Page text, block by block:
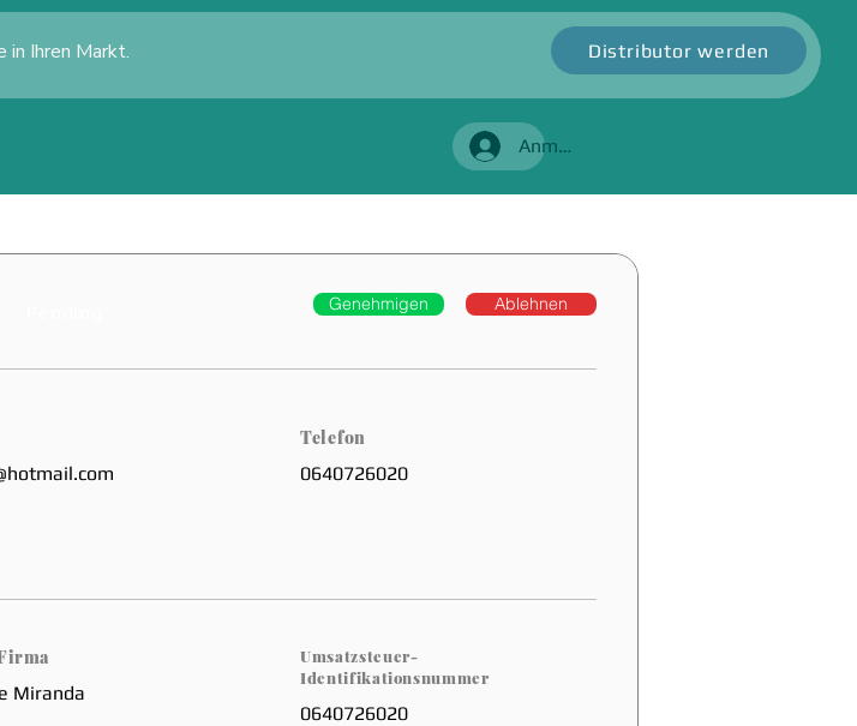
in Ihren Markt. Distributor werden
Anmelden
Genehmigen Ablehnen
Telefon
0640726020
Miranda
Umsatzsteuer-
Identifikationsnummer
0640726020